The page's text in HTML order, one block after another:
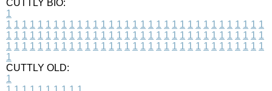
CUTTLY BIO:
1
1 1 1 1 1 1 1 1 1 1 1 1 1 1 1 1 1 1 1 1 1 1 1 1 1 1 1 1 1 1 1 1 1
1 1 1 1 1 1 1 1 1 1 1 1 1 1 1 1 1 1 1 1 1 1 1 1 1 1 1 1 1 1 1 1 1
1 1 1 1 1 1 1 1 1 1 1 1 1 1 1 1 1 1 1 1 1 1 1 1 1 1 1 1 1 1 1 1 1
1
CUTTLY OLD:
1